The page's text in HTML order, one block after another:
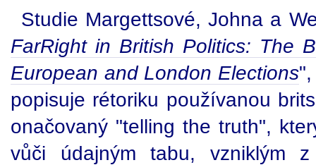
Studie Margettsové, Johna a
FarRight in British Politics: The
European and London Elections
popisuje rétoriku používanou
onačovaný "telling the truth",
vůči údajným tabu, vzniklým